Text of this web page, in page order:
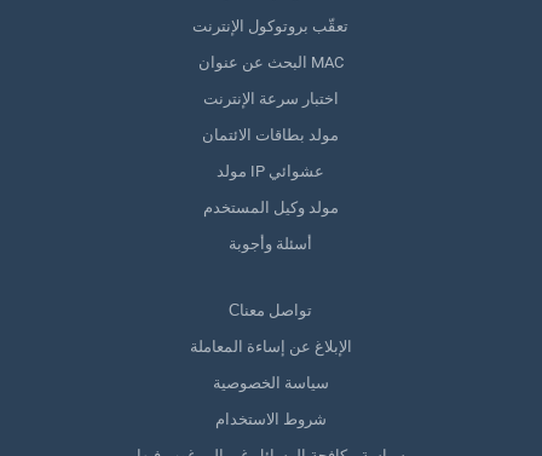
تعقّب بروتوكول الإنترنت
البحث عن عنوان MAC
اختبار سرعة الإنترنت
مولد بطاقات الائتمان
مولد IP عشوائي
مولد وكيل المستخدم
أسئلة وأجوبة
Сتواصل معنا
الإبلاغ عن إساءة المعاملة
سياسة الخصوصية
شروط الاستخدام